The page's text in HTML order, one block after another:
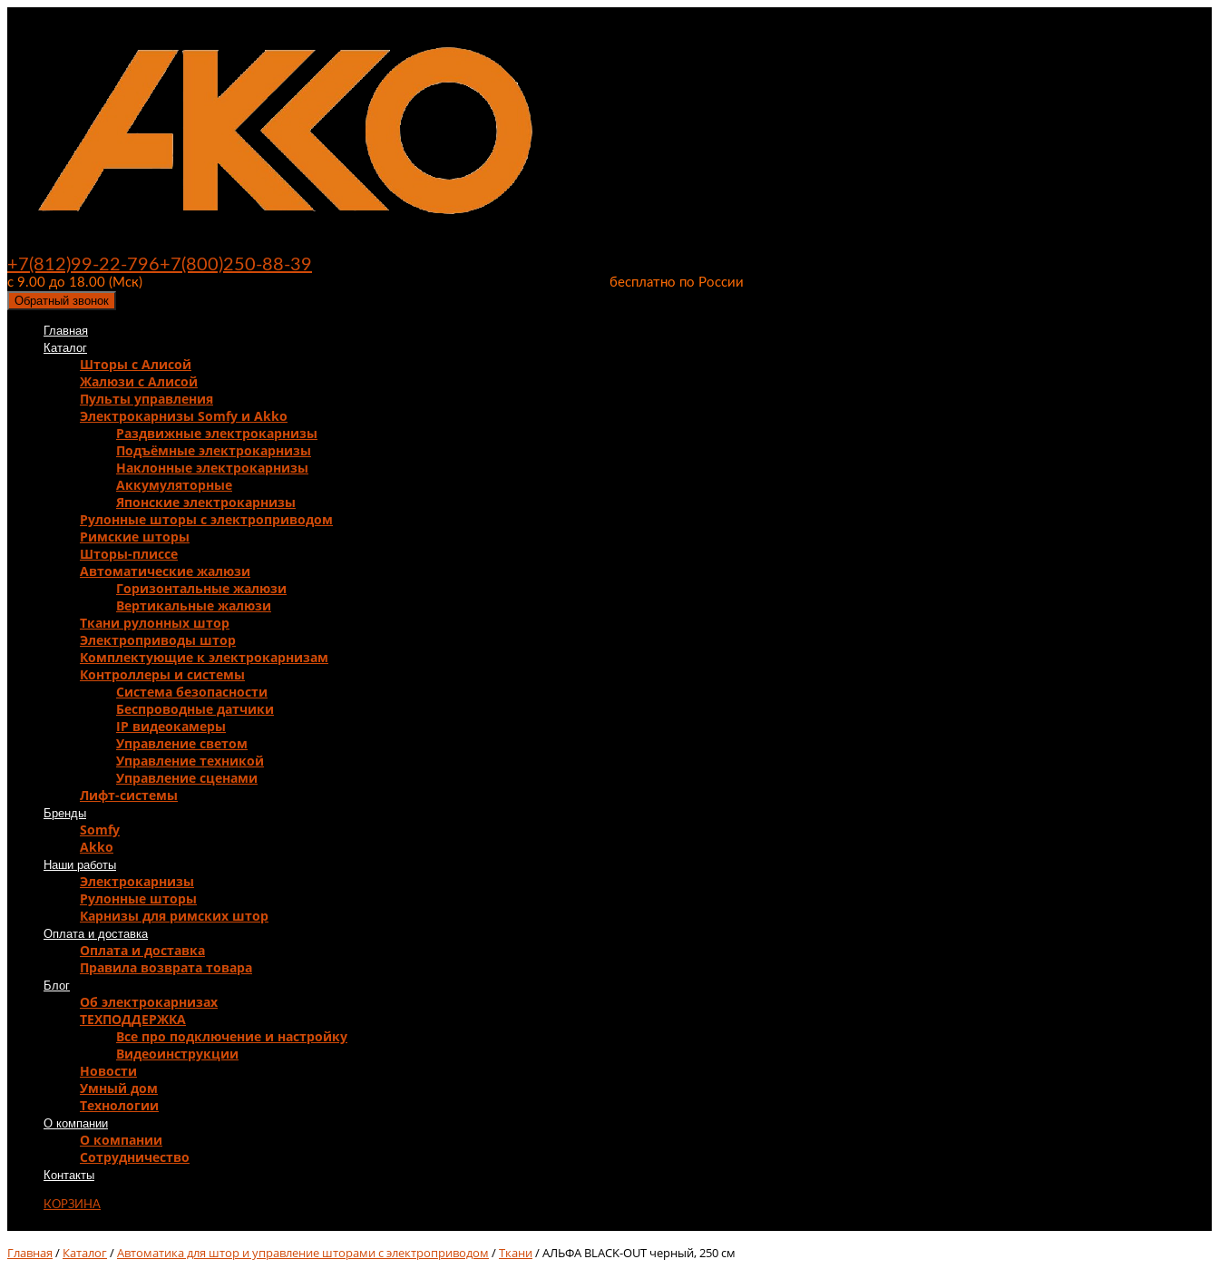
+7(812)99-22-796+7(800)250-88-39
с 9.00 до 18.00 (Мск)
бесплатно по России
Обратный звонок
Главная
Каталог
Шторы с Алисой
Жалюзи с Алисой
Пульты управления
Электрокарнизы Somfy и Аkko
Раздвижные электрокарнизы
Подъёмные электрокарнизы
Наклонные электрокарнизы
Аккумуляторные
Японские электрокарнизы
Рулонные шторы с электроприводом
Римские шторы
Шторы-плиссе
Автоматические жалюзи
Горизонтальные жалюзи
Вертикальные жалюзи
Ткани рулонных штор
Электроприводы штор
Комплектующие к электрокарнизам
Контроллеры и системы
Система безопасности
Беспроводные датчики
IP видеокамеры
Управление светом
Управление техникой
Управление сценами
Лифт-системы
Бренды
Somfy
Akko
Наши работы
Электрокарнизы
Рулонные шторы
Карнизы для римских штор
Оплата и доставка
Оплата и доставка
Правила возврата товара
Блог
Об электрокарнизах
ТЕХПОДДЕРЖКА
Все про подключение и настройку
Видеоинструкции
Новости
Умный дом
Технологии
О компании
О компании
Сотрудничество
Контакты
КОРЗИНА
Главная/ Каталог/Автоматика для штор и управление шторами с электроприводом /Ткани/ АЛЬФА BLACK-OUT черный, 250 см